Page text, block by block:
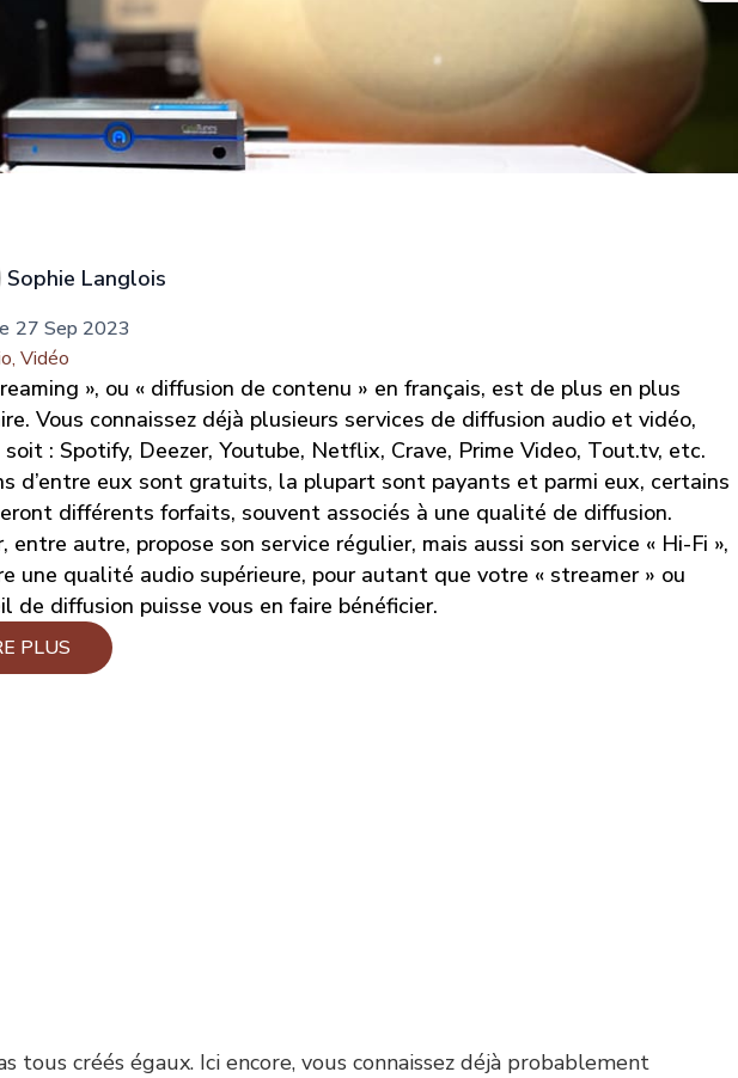
Sophie Langlois
27 Sep 2023
, Vidéo
», ou « diffusion de contenu » en français, est de plus en plus
Vous connaissez déjà plusieurs services de diffusion audio et vidéo,
soit : Spotify, Deezer, Youtube, Netflix, Crave, Prime Video, Tout.tv, etc.
d’entre eux sont gratuits, la plupart sont payants et parmi eux, certains
différents forfaits, souvent associés à une qualité de diffusion.
entre autre, propose son service régulier, mais aussi son service « Hi-Fi »,
une qualité audio supérieure, pour autant que votre « streamer » ou
de diffusion puisse vous en faire bénéficier.
PLUS
créés égaux. Ici encore, vous connaissez déjà probablement